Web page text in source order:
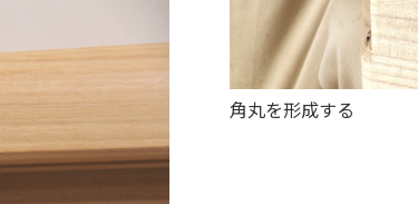
角丸を形成する